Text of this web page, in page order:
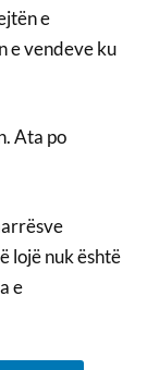
e
e vendeve ku
Ata po
lojë nuk është
e